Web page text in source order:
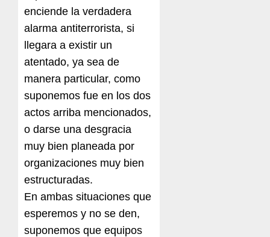
enciende la verdadera
alarma antiterrorista, si
llegara a existir un
atentado, ya sea de
manera particular, como
suponemos fue en los dos
actos arriba mencionados,
o darse una desgracia
muy bien planeada por
organizaciones muy bien
estructuradas.
En ambas situaciones que
esperemos y no se den,
suponemos que equipos